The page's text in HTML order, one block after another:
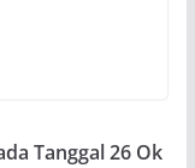
Tanggal 26 Ok